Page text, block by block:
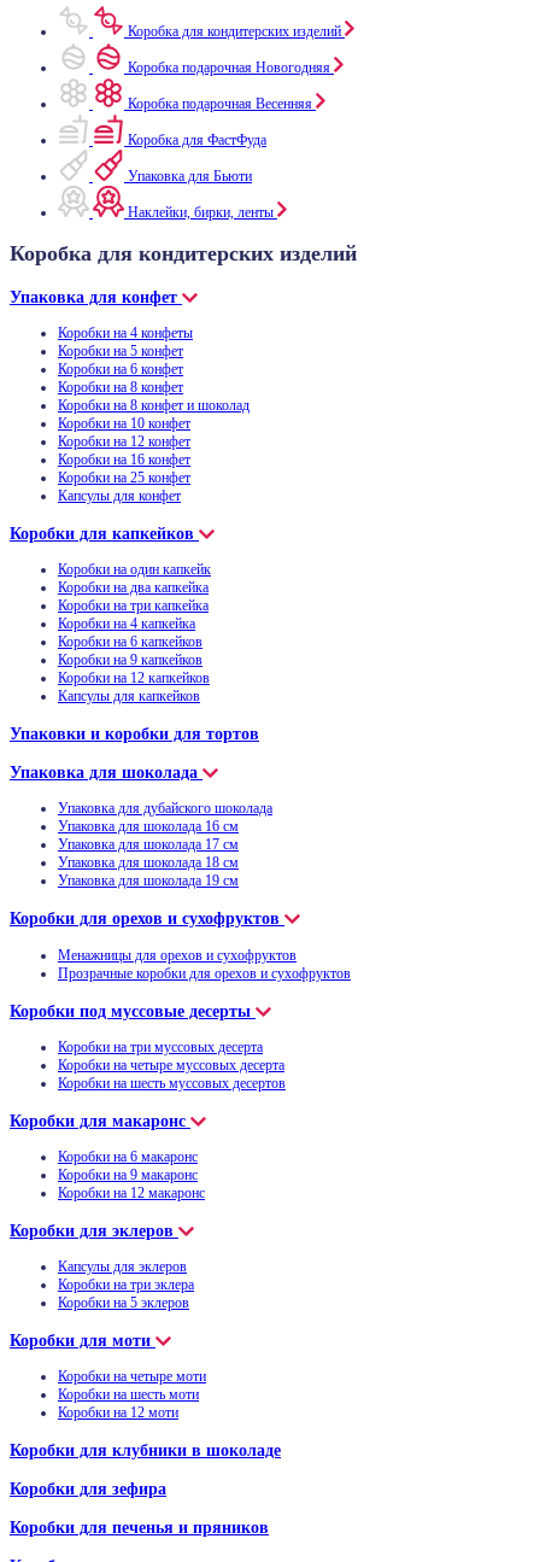
Коробка для кондитерских изделий
Коробка подарочная Новогодняя
Коробка подарочная Весенняя
Коробка для ФастФуда
Упаковка для Бьюти
Наклейки, бирки, ленты
Коробка для кондитерских изделий
Упаковка для конфет
Коробки на 4 конфеты
Коробки на 5 конфет
Коробки на 6 конфет
Коробки на 8 конфет
Коробки на 8 конфет и шоколад
Коробки на 10 конфет
Коробки на 12 конфет
Коробки на 16 конфет
Коробки на 25 конфет
Капсулы для конфет
Коробки для капкейков
Коробки на один капкейк
Коробки на два капкейка
Коробки на три капкейка
Коробки на 4 капкейка
Коробки на 6 капкейков
Коробки на 9 капкейков
Коробки на 12 капкейков
Капсулы для капкейков
Упаковки и коробки для тортов
Упаковка для шоколада
Упаковка для дубайского шоколада
Упаковка для шоколада 16 см
Упаковка для шоколада 17 см
Упаковка для шоколада 18 см
Упаковка для шоколада 19 см
Коробки для орехов и сухофруктов
Менажницы для орехов и сухофруктов
Прозрачные коробки для орехов и сухофруктов
Коробки под муссовые десерты
Коробки на три муссовых десерта
Коробки на четыре муссовых десерта
Коробки на шесть муссовых десертов
Коробки для макаронс
Коробки на 6 макаронс
Коробки на 9 макаронс
Коробки на 12 макаронс
Коробки для эклеров
Капсулы для эклеров
Коробки на три эклера
Коробки на 5 эклеров
Коробки для моти
Коробки на четыре моти
Коробки на шесть моти
Коробки на 12 моти
Коробки для клубники в шоколаде
Коробки для зефира
Коробки для печенья и пряников